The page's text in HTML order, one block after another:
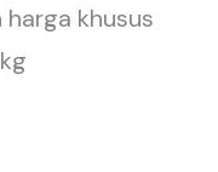
khusus